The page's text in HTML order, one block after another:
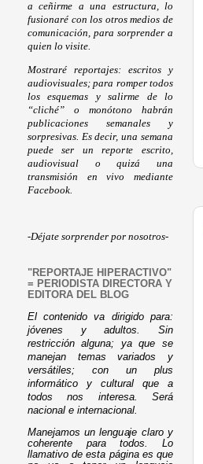
a ceñirme a una estructura, lo
fusionaré con los otros medios de
comunicación, para sorprender a
quien lo visite.
Mostraré reportajes: escritos y
audiovisuales; para romper todos
los esquemas y salirme de lo
“cliché” o monótono habrán
publicaciones semanales y
sorpresivas. Es decir, una semana
puede ser un reporte escrito,
audiovisual o quizá una
transmisión en vivo mediante
Facebook.
-Déjate sorprender por nosotros-
"REPORTAJE HIPERACTIVO"
= PERIODISTA DIRECTORA Y
EDITORA DEL BLOG
El contenido va dirigido para:
jóvenes y adultos. Sin
restricción alguna; ya que se
manejan temas variados y
versátiles; con un plus
informático y cultural que a
todos nos interesa. Será
nacional e internacional.
Manejamos un lenguaje claro y
coherente para todos. Lo
llamativo de esta página es que